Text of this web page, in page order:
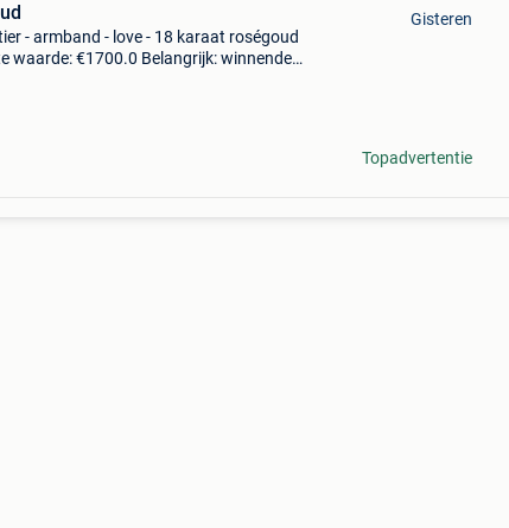
- armband - love - 18 karaat roségoud
waarde: €1700.0 Belangrijk: winnende
Gisteren
Topadvertentie